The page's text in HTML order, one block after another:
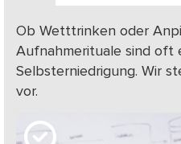
Ob Wetttrinken oder
Aufnahmerituale sind oft
Selbsterniedrigung. Wir
vor.